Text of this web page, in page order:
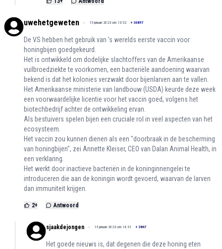
uwehetgeweten 15 januari 2023 om 13:52 + 30897
De VS hebben het gebruik van 's werelds eerste vaccin voor
honingbijen goedgekeurd.
Het is ontwikkeld om dodelijke slachtoffers van de Amerikaanse
vuilbroedziekte te voorkomen, een bacteriële aandoening waarvan
bekend is dat het kolonies verzwakt door bijenlarven aan te vallen.
Het Amerikaanse ministerie van landbouw (USDA) keurde deze week
een voorwaardelijke licentie voor het vaccin goed, volgens het
biotechbedrijf achter de ontwikkeling ervan.
Als bestuivers spelen bijen een cruciale rol in veel aspecten van het
ecosysteem.
Het vaccin zou kunnen dienen als een "doorbraak in de bescherming
van honingbijen", zei Annette Kleiser, CEO van Dalan Animal Health, in
een verklaring.
Het werkt door inactieve bacteriën in de koninginnengelei te
introduceren die aan de koningin wordt gevoerd, waarvan de larven
dan immuniteit krijgen.
2+ Antwoord
sjaakdejongen 15 januari 2023 om 14:31 + 3867
Het goede nieuws is, dat degenen die deze honing eten